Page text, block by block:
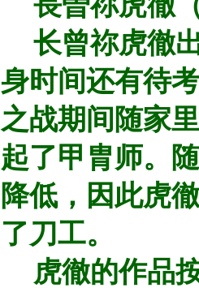
长曾祢虎徹
身时间还有待
之战期间随家
起了甲胄师。
降低，因此虎
了刀工。
虎徹的作品